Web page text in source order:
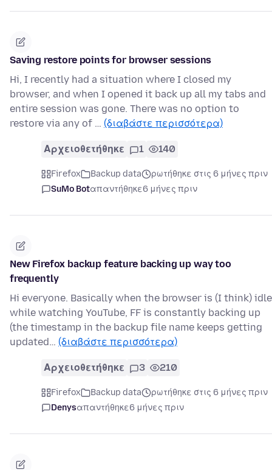
Saving restore points for browser sessions
Hi, I recently had a situation where I closed my
browser, and when I opened it back up all my tabs and
entire session was gone. There was no option to
restore via any of … (διαβάστε περισσότερα)
Αρχειοθετήθηκε 1 140
Firefox Backup data
ρωτήθηκε στις 6 μήνες πριν
SuMo Botαπαντήθηκε6 μήνες πριν
New Firefox backup feature backing up way too
frequently
Hi everyone. Basically when the browser is (I think) idle
while watching YouTube, FF is constantly backing up
(the timestamp in the backup file name keeps getting
updated… (διαβάστε περισσότερα)
Αρχειοθετήθηκε 3 210
Firefox Backup data
ρωτήθηκε στις 6 μήνες πριν
Denysαπαντήθηκε6 μήνες πριν